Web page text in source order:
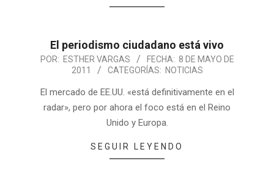
El periodismo ciudadano está vivo
POR: ESTHER VARGAS FECHA: 8 DE MAYO DE
2011
CATEGORÍAS: NOTICIAS
El mercado de EE.UU. «está definitivamente en el
radar», pero por ahora el foco está en el Reino
Unido y Europa.
SEGUIR LEYENDO